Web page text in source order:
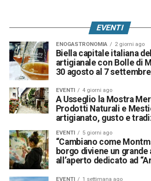
EVENTI
ENOGASTRONOMIA 2 giorni ago
Biella capitale italiana
artigianale con Bolle di
30 agosto al 7 settembre
EVENTI 4 giorni ago
A Usseglio la Mostra
Prodotti Naturali e
artigianato, gusto e
EVENTI 5 giorni ago
“Cambiano come
borgo diviene un
all’aperto dedicato ad
EVENTI 1 settimana ago